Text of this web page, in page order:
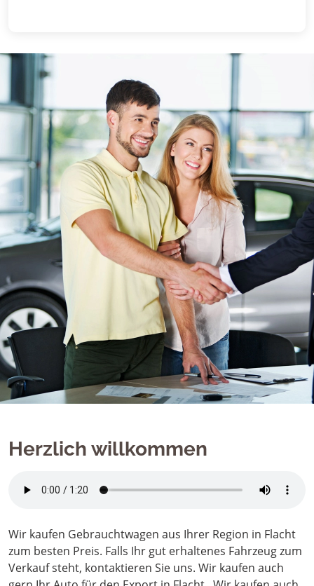
Herzlich willkommen
Wir kaufen Gebrauchtwagen aus Ihrer Region in Flacht
zum besten Preis. Falls Ihr gut erhaltenes Fahrzeug zum
Verkauf steht, kontaktieren Sie uns. Wir kaufen auch